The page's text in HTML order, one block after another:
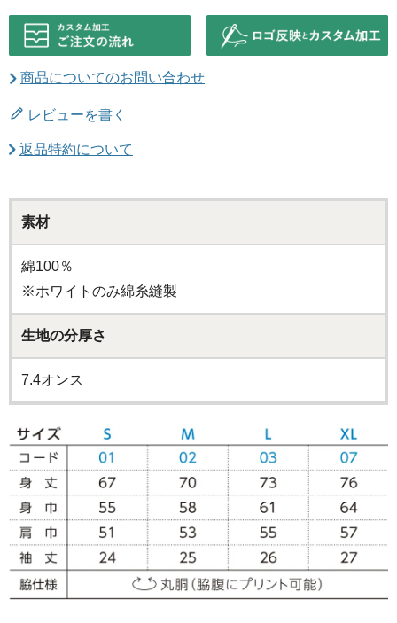
商品についてのお問い合わせ
レビューを書く
返品特約について
素材
綿100％
※ホワイトのみ綿糸縫製
生地の分厚さ
7.4オンス